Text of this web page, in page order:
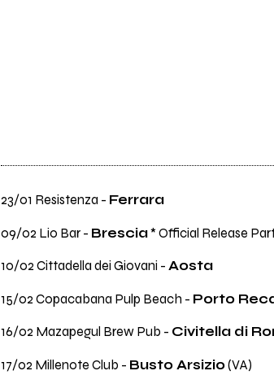
23/01 Resistenza - Ferrara
09/02 Lio Bar - Brescia* Official Release
10/02 Cittadella dei Giovani - Aosta
15/02 Copacabana Pulp Beach - Porto
16/02 Mazapegul Brew Pub - Civitella di
17/02 Millenote Club - Busto Arsizio(VA)